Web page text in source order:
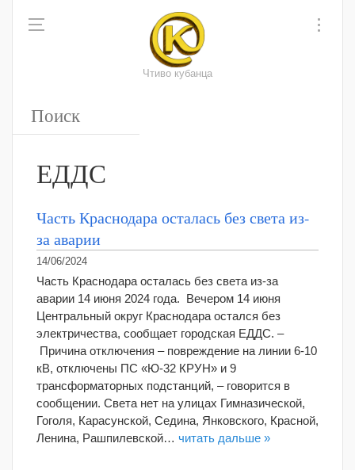
Чтиво кубанца
ЕДДС
Часть Краснодара осталась без света из-
за аварии
14/06/2024
Часть Краснодара осталась без света из-за
аварии 14 июня 2024 года. Вечером 14 июня
Центральный округ Краснодара остался без
электричества, сообщает городская ЕДДС. –
Причина отключения – повреждение на линии 6-10
кВ, отключены ПС «Ю-32 КРУН» и 9
трансформаторных подстанций, – говорится в
сообщении. Света нет на улицах Гимназической,
Гоголя, Карасунской, Седина, Янковского, Красной,
Ленина, Рашпилевской… читать дальше »